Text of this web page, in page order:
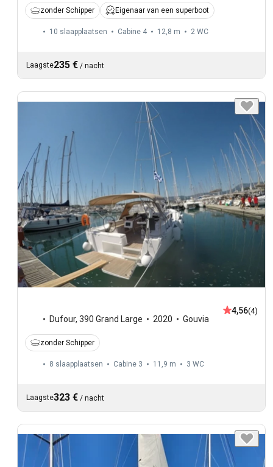
zonder Schipper Eigenaar van een superboot
10 slaapplaatsen Cabine 4 12,8 m 2 WC
Laagste235 € / nacht
Dufour, 390 Grand Large 2020 Gouvia
4,56(4)
zonder Schipper
8 slaapplaatsen Cabine 3 11,9 m 3 WC
Laagste323 € / nacht